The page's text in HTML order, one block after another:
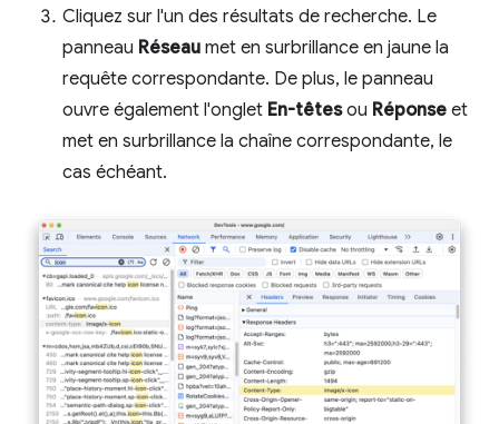
Cliquez sur l'un des résultats de recherche. Le
panneau Réseau met en surbrillance en jaune la
requête correspondante. De plus, le panneau
ouvre également l'onglet En-têtesou Réponse et
met en surbrillance la chaîne correspondante, le
cas échéant.